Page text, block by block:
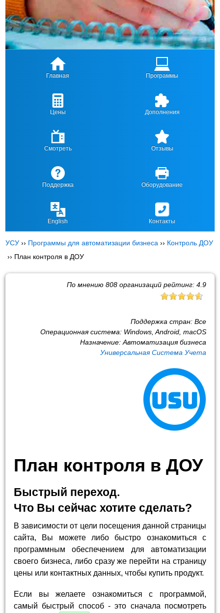
Главная Программы
Цены Дополнения
Смотреть Отзывы
Поддержка Оборудование
English Контакты
УСУ ›› Программы для автоматизации бизнеса ›› Контроль ДОУ
›› План контроля в ДОУ
По мнению 808организаций рейтинг: 4.9
Поддержка стран: Все
Операционная система: Windows, Android, macOS
Назначение: Автоматизация бизнеса
Универсальная Система Учета
План контроля в ДОУ
Быстрый переход.
Что Вы сейчас хотите сделать?
В зависимости от цели посещения данной страницы
сайта, Вы можете либо быстро ознакомиться с
программным обеспечением для автоматизации
своего бизнеса, либо сразу же перейти на страницу
цены или контактных данных, чтобы купить продукт.
Если вы желаете ознакомиться с программой,
самый быстрый способ - это сначала посмотреть